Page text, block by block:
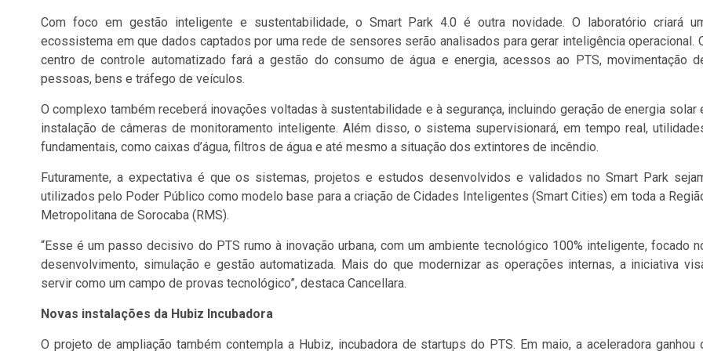
Com foco em gestão inteligente e sustentabilidade, o Smart Park 4.0 é outra novidade. O laboratório criará
ecossistema em que dados captados por uma rede de sensores serão analisados para gerar inteligência operacional.
centro de controle automatizado fará a gestão do consumo de água e energia, acessos ao PTS, movimentação
pessoas, bens e tráfego de veículos.
O complexo também receberá inovações voltadas à sustentabilidade e à segurança, incluindo geração de energia solar
instalação de câmeras de monitoramento inteligente. Além disso, o sistema supervisionará, em tempo real,
fundamentais, como caixas d’água, filtros de água e até mesmo a situação dos extintores de incêndio.
Futuramente, a expectativa é que os sistemas, projetos e estudos desenvolvidos e validados no Smart Park
utilizados pelo Poder Público como modelo base para a criação de Cidades Inteligentes (Smart Cities) em toda a
Metropolitana de Sorocaba (RMS).
“Esse é um passo decisivo do PTS rumo à inovação urbana, com um ambiente tecnológico 100% inteligente, focado
desenvolvimento, simulação e gestão automatizada. Mais do que modernizar as operações internas, a iniciativa
servir como um campo de provas tecnológico”, destaca Cancellara.
Novas instalações da Hubiz Incubadora
O projeto de ampliação também contempla a Hubiz, incubadora de startups do PTS. Em maio, a aceleradora ganhou